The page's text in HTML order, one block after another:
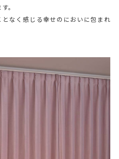
。
なく感じる幸せのにおいに包まれ